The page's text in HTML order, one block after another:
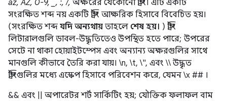
az, AZ, 0-9, _, :, /, অক্ষরের যেকোনো স্ট্রিং। এটি একটি
সংরক্ষিত শব্দ নয় একটি স্ট্রিং আক্ষরিক হিসাবে বিবেচিত হয়।
(সংরক্ষিত শব্দযদি অন্যথায় তাহলে শেষ হয়। ) স্ট্রিং
লিটারালগুলি ডাবল-উদ্ধৃতিতেও উপস্থিত হতে পারে; উপরের
সেটে না থাকা হোয়াইটস্পেস এবং অন্যান্য অক্ষরগুলির সাথে
মানগুলি কীভাবে তৈরি করা যায়। \n, \t, \", এবং \\ উদ্ধৃত
স্ট্রিংগুলির মধ্যে এস্কেপ হিসাবে পরিবেশন করে, যেমন \x ## ।
&& এবং || অপারেটর শর্ট সার্কিটিং হয়; যৌক্তিক ফলাফল বাম